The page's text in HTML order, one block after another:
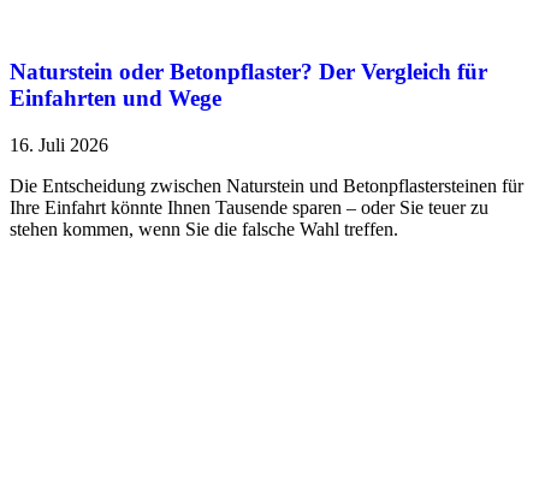
Naturstein oder Betonpflaster? Der Vergleich für
Einfahrten und Wege
16. Juli 2026
Die Entscheidung zwischen Naturstein und Betonpflastersteinen für
Ihre Einfahrt könnte Ihnen Tausende sparen – oder Sie teuer zu
stehen kommen, wenn Sie die falsche Wahl treffen.